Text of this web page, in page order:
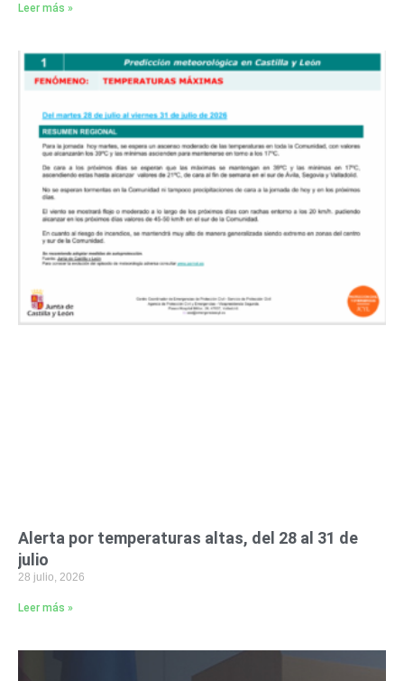
Leer más »
Alerta por temperaturas altas, del 28 al 31 de
julio
28 julio, 2026
Leer más »